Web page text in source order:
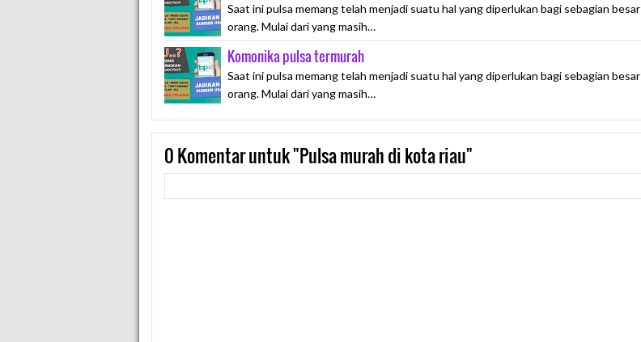
Saat ini pulsa memang telah menjadi suatu hal yang diperlukan bagi sebagian besar
orang. Mulai dari yang masih…
Komonika pulsa termurah
Saat ini pulsa memang telah menjadi suatu hal yang diperlukan bagi sebagian besar
orang. Mulai dari yang masih…
0Komentar untuk "Pulsa murah di kota riau"